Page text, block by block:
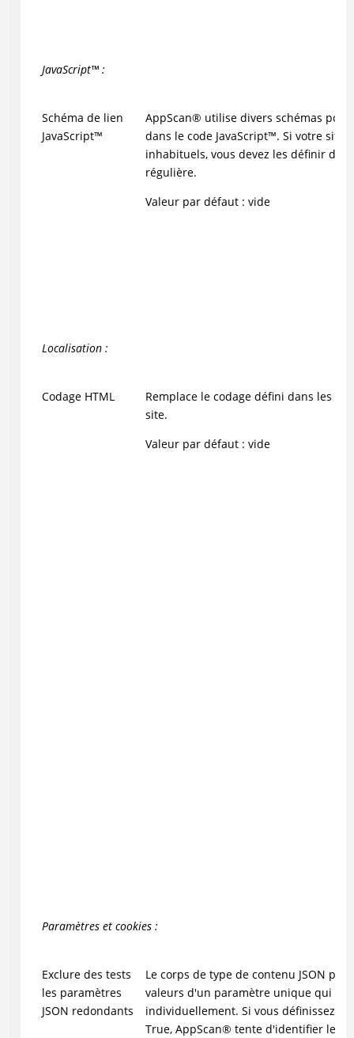
JavaScript™:
Schéma de lien
JavaScript™
AppScan® utilise divers schémas
dans le code JavaScript™. Si votre site
inhabituels, vous devez les définir
régulière.
Valeur par défaut : vide
Localisation :
Codage HTML
Remplace le codage défini dans les
site.
Valeur par défaut : vide
Paramètres et cookies :
Exclure des tests
les paramètres
JSON redondants
Le corps de type de contenu JSON
valeurs d'un paramètre unique qui
individuellement. Si vous définissez
True, AppScan® tente d'identifier les